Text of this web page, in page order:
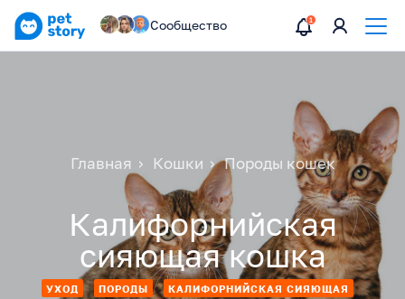
Сообщество
Главная Кошки Породы кошек
Калифорнийская
сияющая кошка
УХОД ПОРОДЫ КАЛИФОРНИЙСКАЯ СИЯЮЩАЯ